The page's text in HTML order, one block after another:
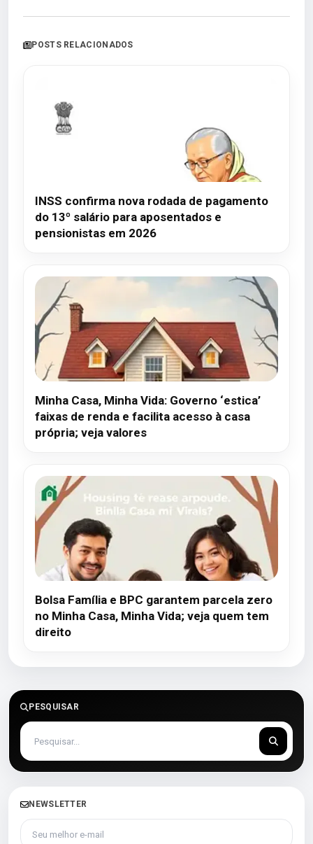
POSTS RELACIONADOS
INSS confirma nova rodada de pagamento
do 13º salário para aposentados e
pensionistas em 2026
Minha Casa, Minha Vida: Governo ‘estica’
faixas de renda e facilita acesso à casa
própria; veja valores
Bolsa Família e BPC garantem parcela zero
no Minha Casa, Minha Vida; veja quem tem
direito
PESQUISAR
NEWSLETTER
Seu melhor e-mail